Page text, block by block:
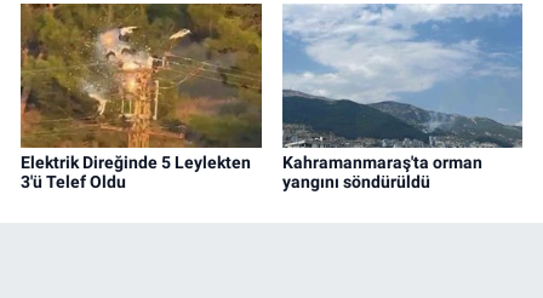
Elektrik Direğinde 5 Leylekten
3'ü Telef Oldu
Kahramanmaraş'ta orman
yangını söndürüldü